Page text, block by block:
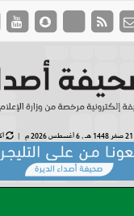
6 أغسطس 2026 م |